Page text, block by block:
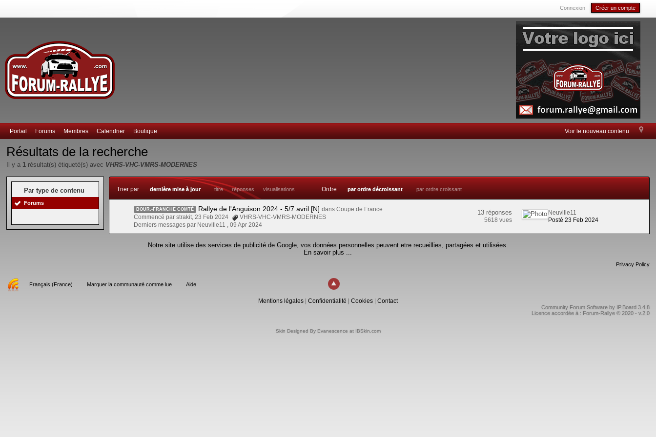
Connexion Créer un compte
Voir le nouveau contenu
Portail Forums Membres Calendrier Boutique
Résultats de la recherche
Il y a 1 résultat(s) étiqueté(s) avec VHRS-VHC-VMRS-MODERNES
Par type de contenu
Forums
Trier par dernière mise à jour titre réponses visualisations Ordre par ordre décroissant par ordre croissant
BOUR.-FRANCHE COMTÉ Rallye de l'Anguison 2024 - 5/7 avril [N] dans Coupe de France
Commencé par strakit, 23 Feb 2024
VHRS-VHC-VMRS-MODERNES
Derniers messages par Neuville11 ,09 Apr 2024
13 réponses
5618 vues
Neuville11
Posté 23 Feb 2024
Notre site utilise des services de publicité de Google, vos données personnelles peuvent etre recueillies, partagées et utilisées.
En savoir plus ...
Privacy Policy
Français (France) Marquer la communauté comme lue Aide
Mentions légales| Confidentialité Cookies| Contact
Community Forum Software by IP.Board 3.4.8
Licence accordée à : Forum-Rallye © 2020 - v.2.0
Skin Designed By Evanescence at IBSkin.com